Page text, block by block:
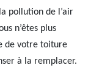
pollution de l’air
n’êtes plus
de votre toiture
à la remplacer.